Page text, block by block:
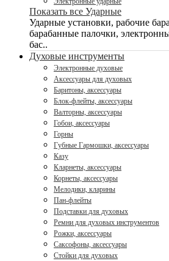
Показать все Ударные
Ударные установки, рабочие
барабанные палочки,
бас..
Духовые инструменты
Электронные духовые
Аксессуары для духовых
Баритоны, аксессуары
Блок-флейты, аксессуары
Валторны, аксессуары
Гобои, аксессуары
Горны
Губные Гармошки, аксессуары
Казу
Кларнеты, аксессуары
Корнеты, аксессуары
Мелодики, кларины
Пан-флейты
Подставки для духовых
Ремни для духовых инструментов
Рожки, аксессуары
Саксофоны, аксессуары
Стойки для духовых